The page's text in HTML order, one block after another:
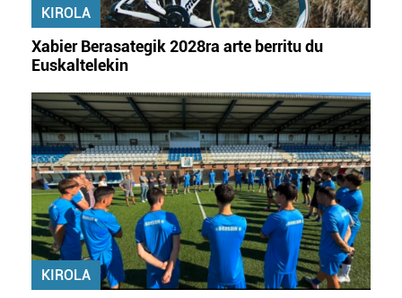
KIROLA
Xabier Berasategik 2028ra arte berritu du
Euskaltelekin
KIROLA